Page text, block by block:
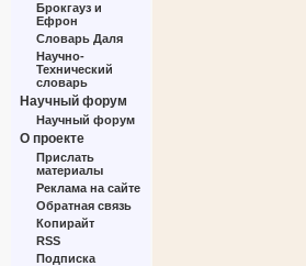
Брокгауз и
Ефрон
Словарь Даля
Научно-
Технический
словарь
Научный форум
Научный форум
О проекте
Прислать
материалы
Реклама на сайте
Обратная связь
Копирайт
RSS
Подписка